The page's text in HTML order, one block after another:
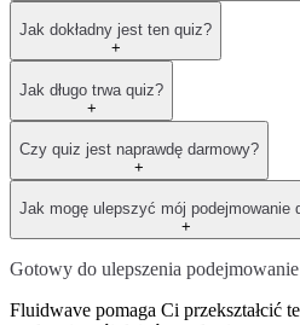
Jak dokładny jest ten quiz?
+
Jak długo trwa quiz?
+
Czy quiz jest naprawdę darmowy?
+
Jak mogę ulepszyć mój podejmowanie
+
Gotowy do ulepszenia
Fluidwave pomaga Ci przekształcić